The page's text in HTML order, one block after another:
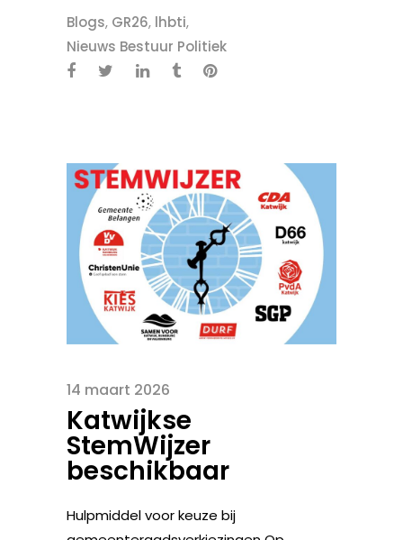
Blogs, GR26, lhbti,
Nieuws Bestuur Politiek
14 maart 2026
Katwijkse
StemWijzer
beschikbaar
Hulpmiddel voor keuze bij